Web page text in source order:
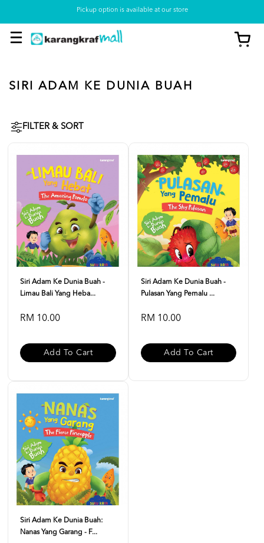
Pickup option is available at our store
SIRI ADAM KE DUNIA BUAH
FILTER & SORT
Siri Adam Ke Dunia Buah -
Limau Bali Yang Heba...
RM 10.00
Add To Cart
Siri Adam Ke Dunia Buah -
Pulasan Yang Pemalu ...
RM 10.00
Add To Cart
Siri Adam Ke Dunia Buah:
Nanas Yang Garang - F...